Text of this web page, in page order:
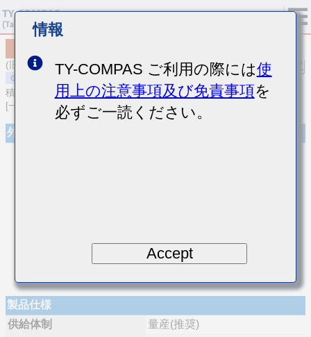
(旧品番 TMK021CG4R9BK-W)
積層セラミックコンデンサ
[一般用 積層セラミックコンデンサ (温度補償用)]
外観
製品仕様
供給体制
量産(推奨)
情報
TY-COMPAS ご利用の際には使
用上の注意事項及び免責事項を
必ずご一読ください。
Accept